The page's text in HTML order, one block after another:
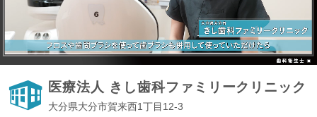
医療法人 きし歯科ファミリークリニック
大分県大分市賀来西1丁目12-3